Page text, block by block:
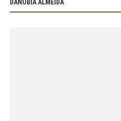
DANUBIA ALMEIDA